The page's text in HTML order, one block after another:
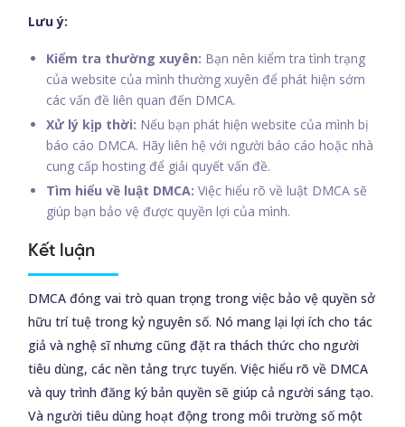
Lưu ý:
Kiểm tra thường xuyên: Bạn nên kiểm tra tình trạng
của website của mình thường xuyên để phát hiện sớm
các vấn đề liên quan đến DMCA.
Xử lý kịp thời: Nếu bạn phát hiện website của mình bị
báo cáo DMCA. Hãy liên hệ với người báo cáo hoặc nhà
cung cấp hosting để giải quyết vấn đề.
Tìm hiểu về luật DMCA: Việc hiểu rõ về luật DMCA sẽ
giúp bạn bảo vệ được quyền lợi của mình.
Kết luận
DMCA đóng vai trò quan trọng trong việc bảo vệ quyền sở
hữu trí tuệ trong kỷ nguyên số. Nó mang lại lợi ích cho tác
giả và nghệ sĩ nhưng cũng đặt ra thách thức cho người
tiêu dùng, các nền tảng trực tuyến. Việc hiểu rõ về DMCA
và quy trình đăng ký bản quyền sẽ giúp cả người sáng tạo.
Và người tiêu dùng hoạt động trong môi trường số một